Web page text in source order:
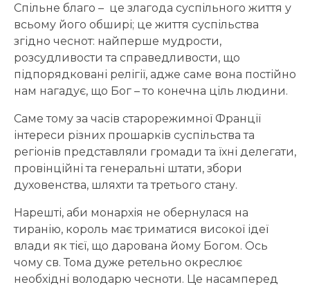
Спільне благо – це злагода суспільного життя у
всьому його обширі; це життя суспільства
згідно чеснот: найперше мудрости,
розсудливости та справедливости, що
підпорядковані релігії, адже саме вона постійно
нам нагадує, що Бог – то конечна ціль людини.
Саме тому за часів старорежимної Франції
інтереси різних прошарків суспільства та
регіонів представляли громади та їхні делегати,
провінційні та генеральні штати, збори
духовенства, шляхти та третього стану.
Нарешті, аби монархія не обернулася на
тиранію, король має триматися високої ідеї
влади як тієї, що дарована йому Богом. Ось
чому св. Тома дуже ретельно окреслює
необхідні володарю чесноти. Це насамперед